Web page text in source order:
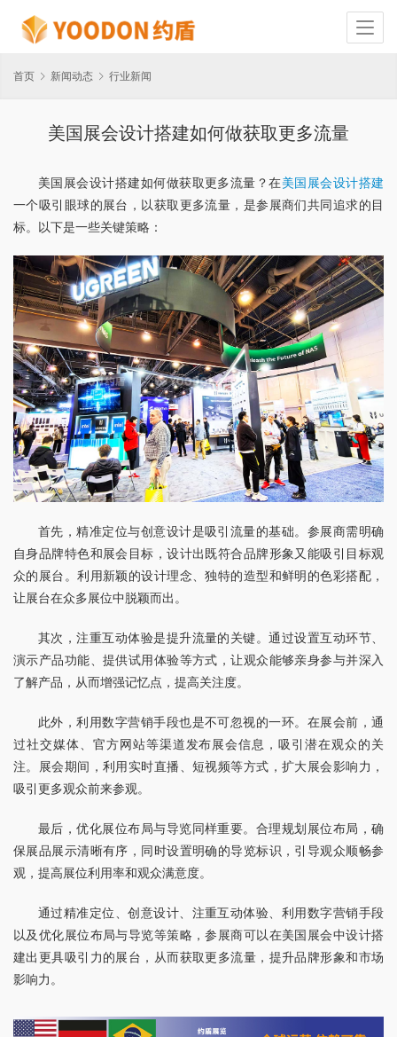
首页 新闻动态 行业新闻
美国展会设计搭建如何做获取更多流量
美国展会设计搭建如何做获取更多流量？在美国展会设计搭建
一个吸引眼球的展台，以获取更多流量，是参展商们共同追求的目
标。以下是一些关键策略：
首先，精准定位与创意设计是吸引流量的基础。参展商需明确
自身品牌特色和展会目标，设计出既符合品牌形象又能吸引目标观
众的展台。利用新颖的设计理念、独特的造型和鲜明的色彩搭配，
让展台在众多展位中脱颖而出。
其次，注重互动体验是提升流量的关键。通过设置互动环节、
演示产品功能、提供试用体验等方式，让观众能够亲身参与并深入
了解产品，从而增强记忆点，提高关注度。
此外，利用数字营销手段也是不可忽视的一环。在展会前，通
过社交媒体、官方网站等渠道发布展会信息，吸引潜在观众的关
注。展会期间，利用实时直播、短视频等方式，扩大展会影响力，
吸引更多观众前来参观。
最后，优化展位布局与导览同样重要。合理规划展位布局，确
保展品展示清晰有序，同时设置明确的导览标识，引导观众顺畅参
观，提高展位利用率和观众满意度。
通过精准定位、创意设计、注重互动体验、利用数字营销手段
以及优化展位布局与导览等策略，参展商可以在美国展会中设计搭
建出更具吸引力的展台，从而获取更多流量，提升品牌形象和市场
影响力。